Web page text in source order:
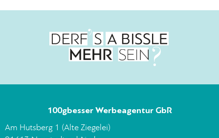
100gbesser Werbeagentur GbR
Am Hutsberg 1 (Alte Ziegelei)